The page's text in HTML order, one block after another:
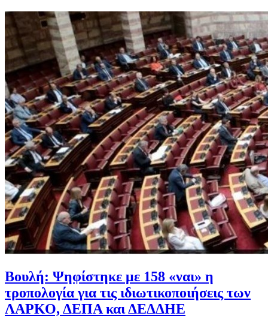
Βουλή: Ψηφίστηκε με 158 «ναι» η
τροπολογία για τις ιδιωτικοποιήσεις των
ΛΑΡΚΟ, ΔΕΠΑ και ΔΕΔΔΗΕ